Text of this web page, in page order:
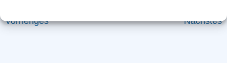
Vorheriges Nächstes